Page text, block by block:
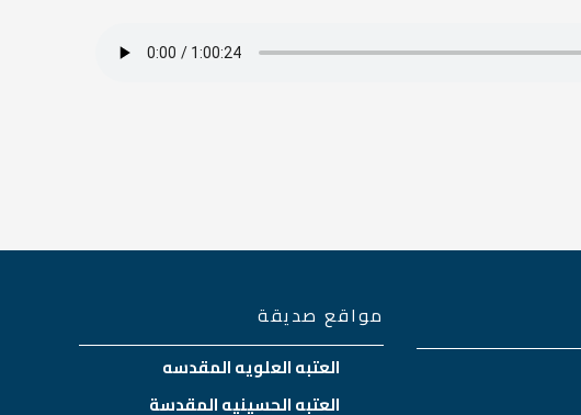
مواقع صديقة
العتبه العلويه المقدسه
العتبه الحسينيه المقدسة